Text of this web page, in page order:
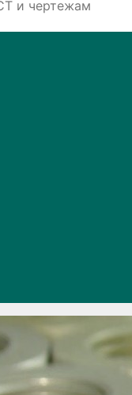
и чертежам